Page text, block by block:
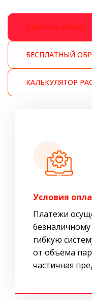
СДЕЛАТЬ ЗАКАЗ
БЕСПЛАТНЫЙ
КАЛЬКУЛЯТОР
Условия
Платежи
гибкую
от объема
частичная